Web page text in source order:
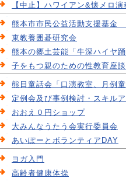
【中止】ハワイアン&懐メロ演
熊本市市民公益活動支援基金
東教養囲碁研究会
熊本の郷土芸能「牛深ハイヤ
子をもつ親のための性教育座
熊日童話会「口演教室、月例
定例会及び事例検討・スキル
おおえ０円ショップ
大みんなうたう会実行委員会
あいぽーとボランティアDAY
ヨガ入門
高齢者健康体操